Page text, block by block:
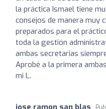
la práctica Ismael tiene
consejos de manera muy
preparados para el
toda la gestión
ambas secretarias
Aprobé a la primera
mi L.
jose ramon san blas